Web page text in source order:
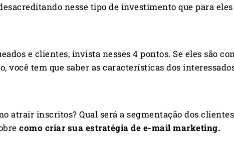
nesse tipo de investimento que para
e clientes, invista nesses 4 pontos. Se eles são
você tem que saber as características dos
inscritos? Qual será a segmentação dos
como criar sua estratégia de e-mail marketing.